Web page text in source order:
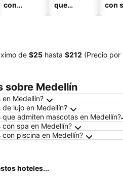
con
que
con
de ‎$25 hasta ‎$212 (Precio por
sobre Medellín
en Medellín?
de lujo en Medellín?
que admiten mascotas en Medellín?
con spa en Medellín?
con piscina en Medellín?
hoteles...